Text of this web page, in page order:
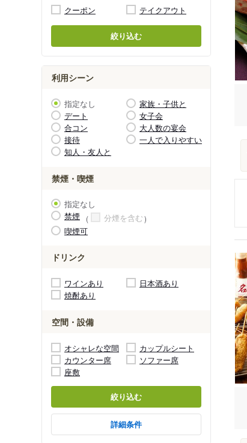
クーポン
テイクアウト
絞り込む
利用シーン
指定なし
家族・子供と
デート
女子会
合コン
大人数の宴会
接待
一人で入りやすい
知人・友人と
禁煙・喫煙
指定なし
禁煙
分煙を含む
喫煙可
ドリンク
ワインあり
日本酒あり
焼酎あり
空間・設備
オシャレな空間
カップルシート
カウンター席
ソファー席
座敷
絞り込む
詳細条件